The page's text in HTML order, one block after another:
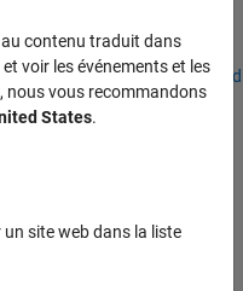
Adresses de nos bureaux
du menu
contenu traduit dans
voir les événements et les
nous vous recommandons
States.
site web dans la liste